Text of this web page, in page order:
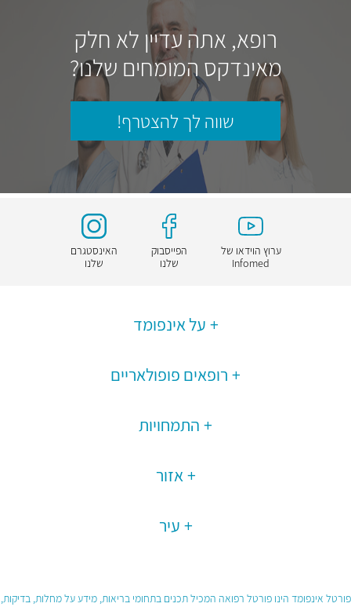
רופא, אתה עדיין לא חלק
מאינדקס המומחים שלנו?
שווה לך להצטרף!
ערוץ הוידאו של
Infomed
הפייסבוק
שלנו
האינסטגרם
שלנו
על אינפומד
רופאים פופולאריים
התמחויות
אזור
עיר
פורטל אינפומד הינו פורטל רפואה המכיל תכנים בתחומי בריאות, מידע על מחלות, בדיקות,